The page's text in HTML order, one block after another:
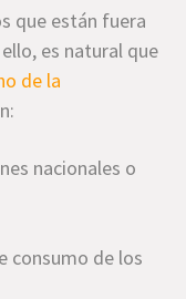
que están fuera
es natural que
de la
nacionales o
consumo de los